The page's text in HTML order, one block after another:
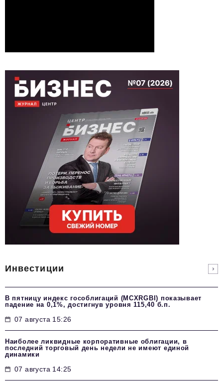
Инвестиции
В пятницу индекс гособлигаций (MCXRGBI) показывает
падение на 0,1%, достигнув уровня 115,40 б.п.
07 августа 15:26
Наиболее ликвидные корпоративные облигации, в
последний торговый день недели не имеют единой
динамики
07 августа 14:25